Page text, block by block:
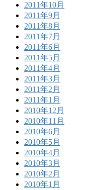
2011年10月
2011年9月
2011年8月
2011年7月
2011年6月
2011年5月
2011年4月
2011年3月
2011年2月
2011年1月
2010年12月
2010年11月
2010年6月
2010年5月
2010年4月
2010年3月
2010年2月
2010年1月